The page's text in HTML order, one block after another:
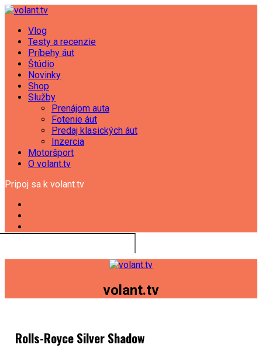
Vlog
Testy a recenzie
Príbehy áut
Štúdio
Novinky
Shop
Služby
Prenájom auta
Fotenie áut
Predaj klasických áut
Inzercia
Motoršport
O volant.tv
Pripoj sa k volant.tv
volant.tv
Rolls-Royce Silver Shadow